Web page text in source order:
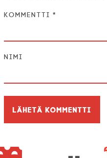
Kommentti *
Nimi